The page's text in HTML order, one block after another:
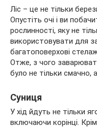
Ліс – це не тільки
Опустіть очі і ви
рослинності, яку не
використовувати для
багатоповерхові
Отже, з чого
було не тільки смачно,
Суниця
У хід йдуть не тільки
включаючи корінці.